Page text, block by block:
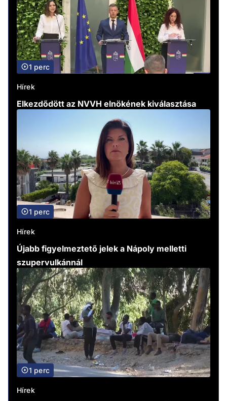
1 perc
Hírek
Elkezdődött az NVVH elnökének kiválasztása
1 perc
Hírek
Újabb figyelmeztető jelek a Nápoly melletti
szupervulkánnál
1 perc
Hírek